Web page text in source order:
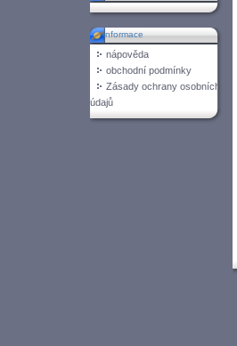
informace
nápověda
obchodní podmínky
Zásady ochrany osobních
údajů